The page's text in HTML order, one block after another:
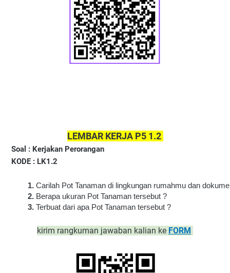
LEMBAR KERJA P5 1.2
Soal : Kerjakan Perorangan
KODE : LK1.2
Carilah Pot Tanaman di lingkungan rumahmu dan
Berapa ukuran Pot Tanaman tersebut ?
Terbuat dari apa Pot Tanaman tersebut ?
kirim rangkuman jawaban kalian ke FORM